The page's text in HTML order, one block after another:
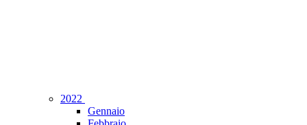
2022
Gennaio